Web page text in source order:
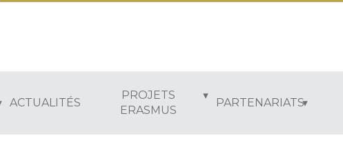
ACTUALITÉS
PROJETS
ERASMUS
PARTENARIATS